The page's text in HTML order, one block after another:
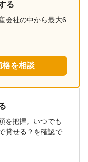
る
会社の中から最大6
格を相談
を把握。いつでも
貸せる？を確認で